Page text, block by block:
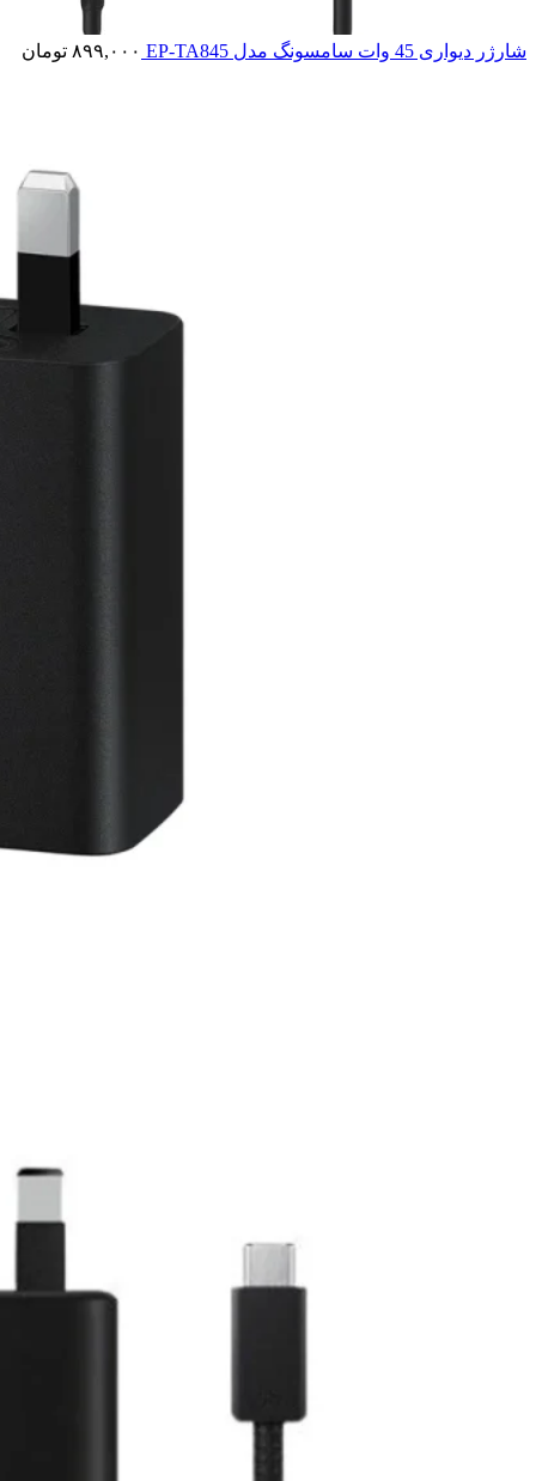
شارژر دیواری 45 وات سامسونگ مدل EP-TA845 ۸۹۹,۰۰۰ تومان